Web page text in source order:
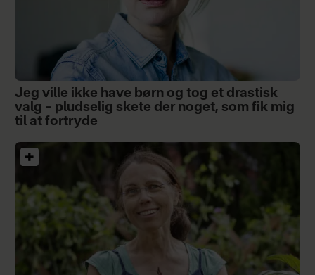
Jeg ville ikke have børn og tog et drastisk
valg – pludselig skete der noget, som fik mig
til at fortryde